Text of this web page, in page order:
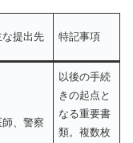
な提出先 特記事項
師、警察
以後の手続
きの起点と
なる重要書
類。複数枚